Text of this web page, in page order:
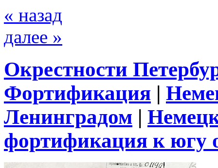
« назад
далее »
Окрестности
Фортификация |
Ленинградом |
фортификация к югу